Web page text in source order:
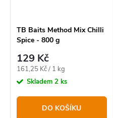
TB Baits Method Mix Chilli
Spice - 800 g
129 Kč
Měrná
cena:
161,25 Kč / 1 kg
Skladem 2 ks
DO KOŠÍKU